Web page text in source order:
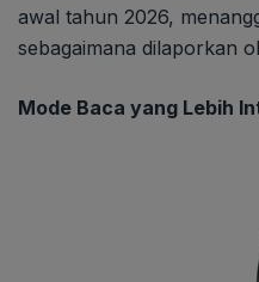
awal tahun 2026,
sebagaimana dilaporkan
Mode Baca yang Lebih